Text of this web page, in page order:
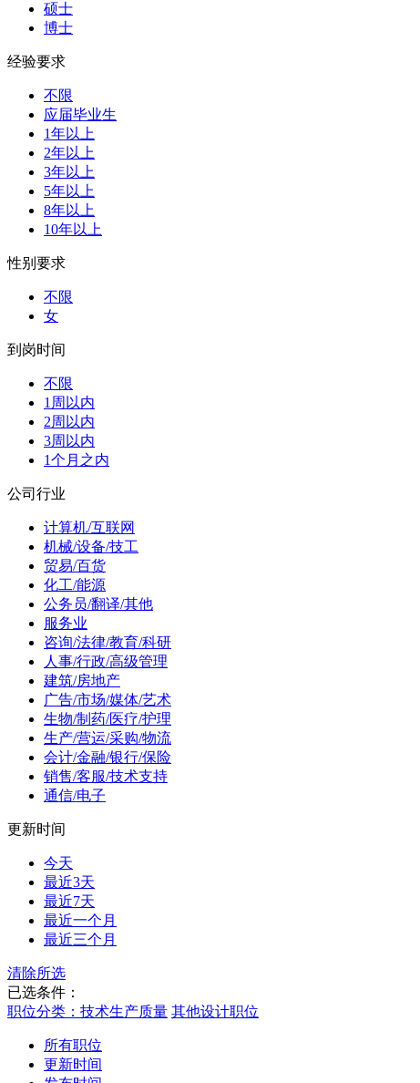
硕士
博士
经验要求
不限
应届毕业生
1年以上
2年以上
3年以上
5年以上
8年以上
10年以上
性别要求
不限
女
到岗时间
不限
1周以内
2周以内
3周以内
1个月之内
公司行业
计算机/互联网
机械/设备/技工
贸易/百货
化工/能源
公务员/翻译/其他
服务业
咨询/法律/教育/科研
人事/行政/高级管理
建筑/房地产
广告/市场/媒体/艺术
生物/制药/医疗/护理
生产/营运/采购/物流
会计/金融/银行/保险
销售/客服/技术支持
通信/电子
更新时间
今天
最近3天
最近7天
最近一个月
最近三个月
清除所选
已选条件：
职位分类：技术生产质量 其他设计职位
所有职位
更新时间